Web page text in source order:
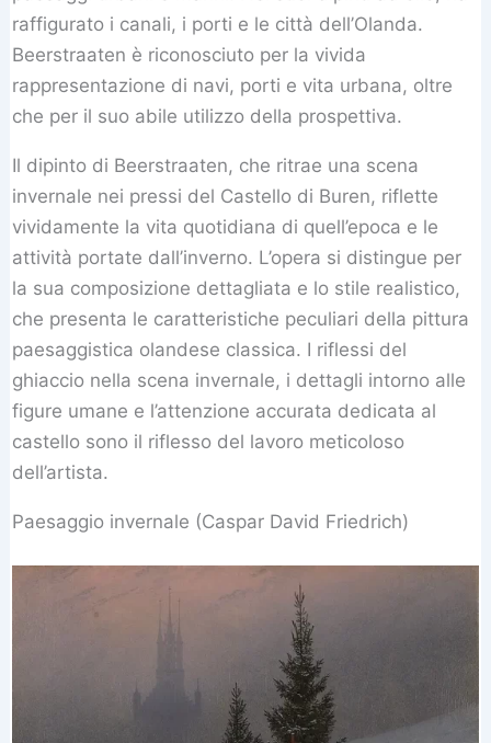
raffigurato i canali, i porti e le città dell’Olanda.
Beerstraaten è riconosciuto per la vivida
rappresentazione di navi, porti e vita urbana, oltre
che per il suo abile utilizzo della prospettiva.
Il dipinto di Beerstraaten, che ritrae una scena
invernale nei pressi del Castello di Buren, riflette
vividamente la vita quotidiana di quell’epoca e le
attività portate dall’inverno. L’opera si distingue per
la sua composizione dettagliata e lo stile realistico,
che presenta le caratteristiche peculiari della pittura
paesaggistica olandese classica. I riflessi del
ghiaccio nella scena invernale, i dettagli intorno alle
figure umane e l’attenzione accurata dedicata al
castello sono il riflesso del lavoro meticoloso
dell’artista.
Paesaggio invernale (Caspar David Friedrich)